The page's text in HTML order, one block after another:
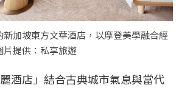
加坡東方文華酒店，以摩登美學融合經
提供：私享旅遊
酒店」結合古典城市氣息與當代